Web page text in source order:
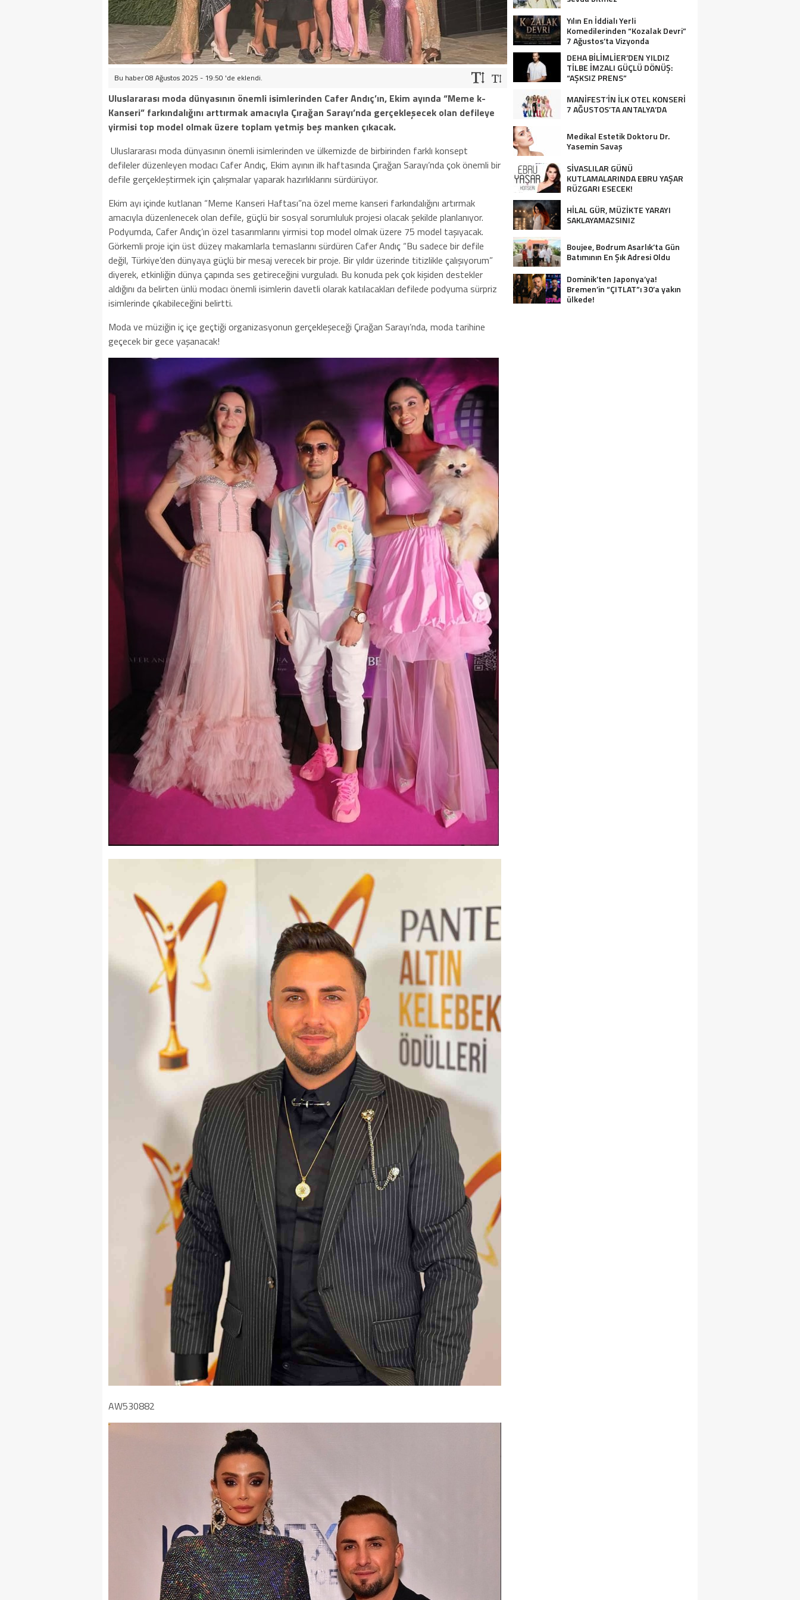
Bu haber 08 Ağustos 2025 - 19:50 'de eklendi.
Uluslararası moda dünyasının önemli isimlerinden Cafer Andıç’ın, Ekim ayında “Meme k-
Kanseri” farkındalığını arttırmak amacıyla Çırağan Sarayı’nda gerçekleşecek olan defileye
yirmisi top model olmak üzere toplam yetmiş beş manken çıkacak.
Uluslararası moda dünyasının önemli isimlerinden ve ülkemizde de birbirinden farklı konsept
defileler düzenleyen modacı Cafer Andıç, Ekim ayının ilk haftasında Çırağan Sarayı’nda çok önemli bir
defile gerçekleştirmek için çalışmalar yaparak hazırlıklarını sürdürüyor.
Ekim ayı içinde kutlanan “Meme Kanseri Haftası”na özel meme kanseri farkındalığını artırmak
amacıyla düzenlenecek olan defile, güçlü bir sosyal sorumluluk projesi olacak şekilde planlanıyor.
Podyumda, Cafer Andıç’ın özel tasarımlarını yirmisi top model olmak üzere 75 model taşıyacak.
Görkemli proje için üst düzey makamlarla temaslarını sürdüren Cafer Andıç “Bu sadece bir defile
değil, Türkiye’den dünyaya güçlü bir mesaj verecek bir proje. Bir yıldır üzerinde titizlikle çalışıyorum”
diyerek, etkinliğin dünya çapında ses getireceğini vurguladı. Bu konuda pek çok kişiden destekler
aldığını da belirten ünlü modacı önemli isimlerin davetli olarak katılacakları defilede podyuma sürpriz
isimlerinde çıkabileceğini belirtti.
Moda ve müziğin iç içe geçtiği organizasyonun gerçekleşeceği Çırağan Sarayı’nda, moda tarihine
geçecek bir gece yaşanacak!
AW530882
Yılın En İddialı Yerli
Komedilerinden “Kozalak Devri”
7 Ağustos’ta Vizyonda
DEHA BİLİMLİER’DEN YILDIZ
TİLBE İMZALI GÜÇLÜ DÖNÜŞ:
“AŞKSIZ PRENS”
MANİFEST’İN İLK OTEL KONSERİ
7 AĞUSTOS’TA ANTALYA’DA
Medikal Estetik Doktoru Dr.
Yasemin Savaş
SİVASLILAR GÜNÜ
KUTLAMALARINDA EBRU YAŞAR
RÜZGARI ESECEK!
HİLAL GÜR, MÜZİKTE YARAYI
SAKLAYAMAZSINIZ
Boujee, Bodrum Asarlık’ta Gün
Batımının En Şık Adresi Oldu
Dominik’ten Japonya’ya!
Bremen’in “ÇITLAT”ı 30’a yakın
ülkede!